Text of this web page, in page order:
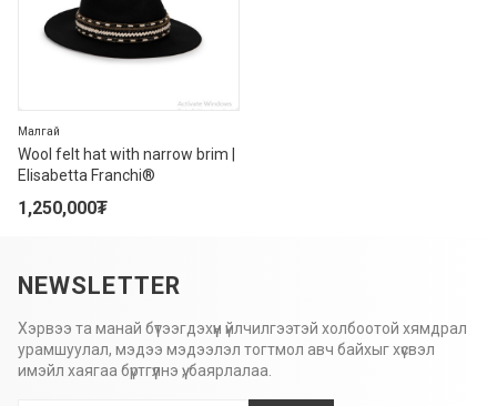
Wool felt hat with narrow brim |
Elisabetta Franchi®
Малгай
1,250,000₮
NEWSLETTER
Хэрвээ та манай бүтээгдэхүүн үйлчилгээтэй холбоотой хямдрал
урамшуулал, мэдээ мэдээлэл тогтмол авч байхыг хүсвэл
имэйл хаягаа бүртгүүлнэ үү, баярлалаа.